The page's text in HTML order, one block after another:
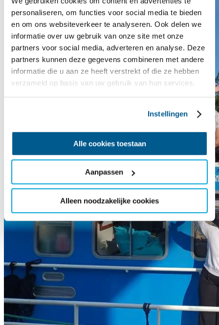
personaliseren, om functies voor social media te bieden
en om ons websiteverkeer te analyseren. Ook delen we
informatie over uw gebruik van onze site met onze
partners voor social media, adverteren en analyse. Deze
partners kunnen deze gegevens combineren met andere
informatie die u aan ze heeft verstrekt of die ze hebben
verzameld op basis van uw gebruik van hun services.
Instellingen
Alle cookies toestaan
Aanpassen
Alleen noodzakelijke cookies